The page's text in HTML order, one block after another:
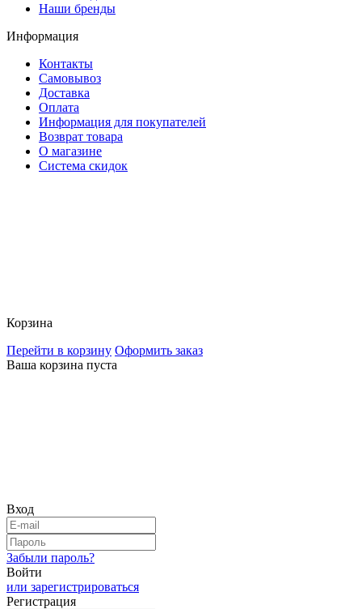
Наши бренды
Информация
Контакты
Самовывоз
Доставка
Оплата
Информация для покупателей
Возврат товара
О магазине
Система скидок
Корзина
Перейти в корзину Оформить заказ
Ваша корзина пуста
Вход
Забыли пароль?
Войти
или зарегистрироваться
Регистрация